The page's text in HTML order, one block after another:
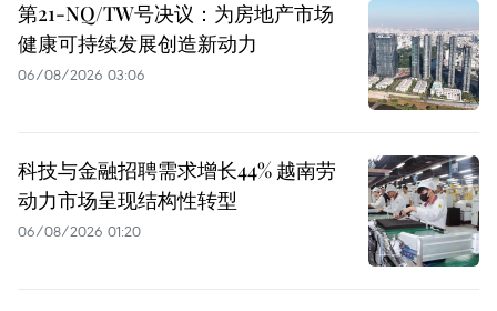
第21-NQ/TW号决议：为房地产市场
健康可持续发展创造新动力
06/08/2026 03:06
科技与金融招聘需求增长44% 越南劳
动力市场呈现结构性转型
06/08/2026 01:20